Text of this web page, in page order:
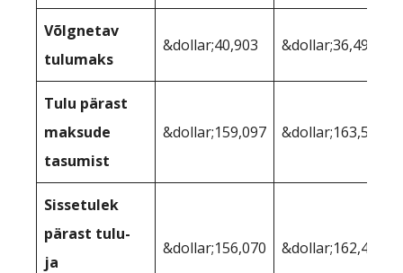
Võlgnetav
tulumaks
&dollar;40,903 &dollar;36,491
Tulu pärast
maksude
tasumist
&dollar;159,097 &dollar;163,509
Sissetulek
pärast tulu-
ja
&dollar;156,070 &dollar;162,444